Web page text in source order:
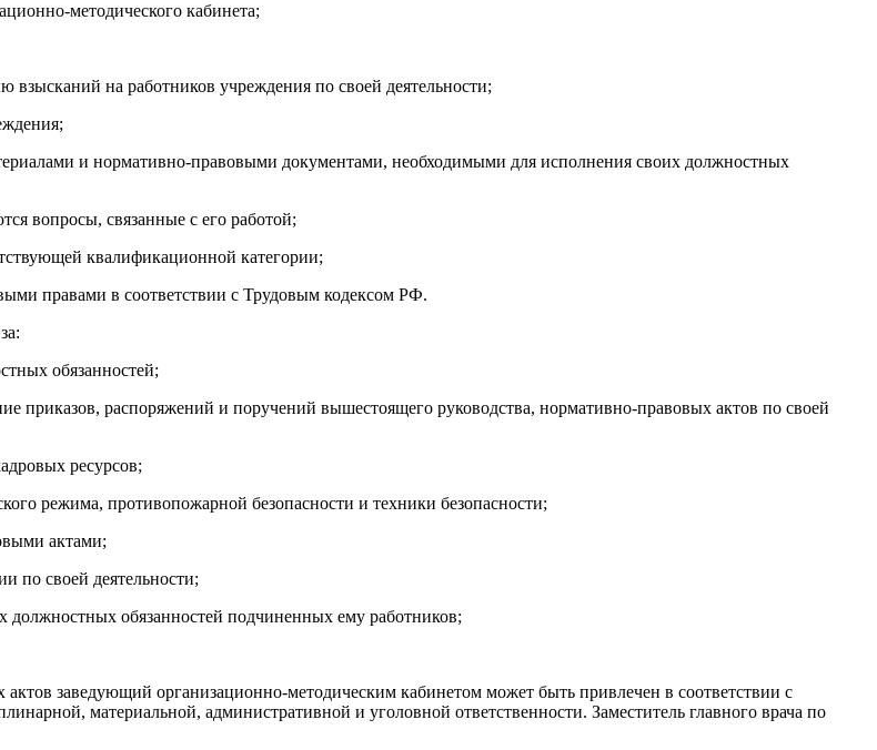
методического кабинета;
на работников учреждения по своей деятельности;
и нормативно-правовыми документами, необходимыми для исполнения своих должностных
вопросы, связанные с его работой;
квалификационной категории;
правами в соответствии с Трудовым кодексом РФ.
обязанностей;
приказов, распоряжений и поручений вышестоящего руководства, нормативно-правовых актов по своей
ресурсов;
режима, противопожарной безопасности и техники безопасности;
актами;
по своей деятельности;
обязанностей подчиненных ему работников;
заведующий организационно-методическим кабинетом может быть привлечен в соответствии с
материальной, административной и уголовной ответственности. Заместитель главного врача по